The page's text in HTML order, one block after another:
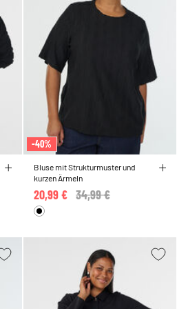
-40%
Bluse mit Strukturmuster und
kurzen Ärmeln
Price reduced from
34,99 €
20,99 €